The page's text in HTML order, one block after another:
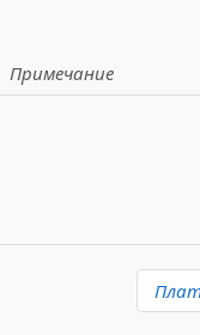
Примечание